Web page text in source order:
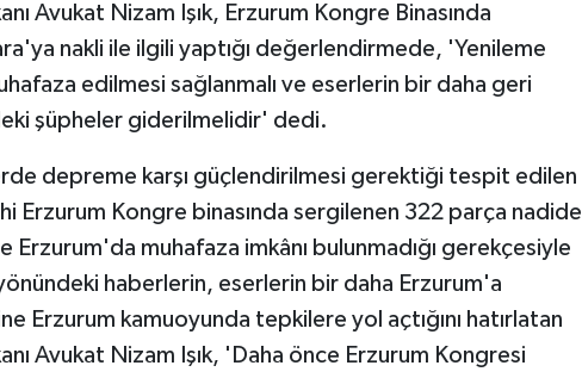
Avukat Nizam Işık, Erzurum Kongre Binasında
nakli ile ilgili yaptığı değerlendirmede, 'Yenileme
edilmesi sağlanmalı ve eserlerin bir daha geri
şüpheler giderilmelidir' dedi.
depreme karşı güçlendirilmesi gerektiği tespit edilen
Erzurum Kongre binasında sergilenen 322 parça nadide
Erzurum'da muhafaza imkânı bulunmadığı gerekçesiyle
haberlerin, eserlerin bir daha Erzurum'a
Erzurum kamuoyunda tepkilere yol açtığını hatırlatan
Avukat Nizam Işık, 'Daha önce Erzurum Kongresi